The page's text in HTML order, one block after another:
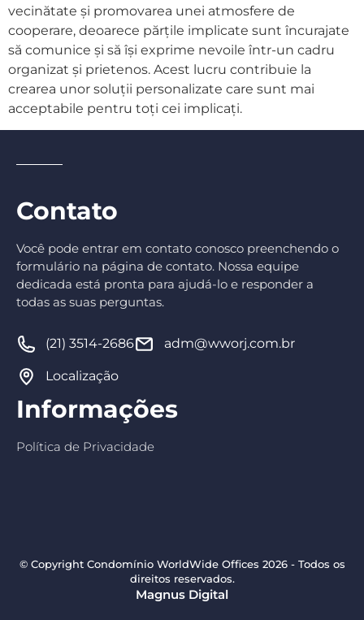
vecinătate și promovarea unei atmosfere de
cooperare, deoarece părțile implicate sunt încurajate
să comunice și să își exprime nevoile într-un cadru
organizat și prietenos. Acest lucru contribuie la
crearea unor soluții personalizate care sunt mai
acceptabile pentru toți cei implicați.
Contato
Você pode entrar em contato conosco preenchendo o
formulário na página de contato. Nossa equipe
dedicada está pronta para ajudá-lo e responder a
todas as suas perguntas.
(21) 3514-2686 adm@wworj.com.br
Localização
Informações
Política de Privacidade
© Copyright Condomínio WorldWide Offices 2026 - Todos os
direitos reservados.
Magnus Digital